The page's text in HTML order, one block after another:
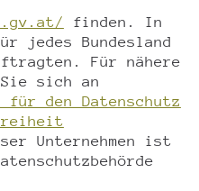
finden. In
jedes Bundesland
Für nähere
sich an
für den Datenschutz
Unternehmen ist